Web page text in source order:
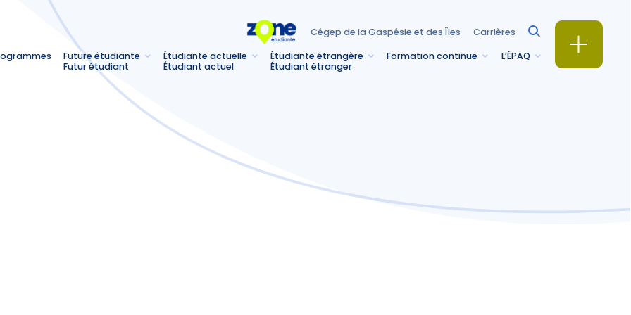
Cégep de la Gaspésie et des Îles Carrières
Future étudiante
Futur étudiant
Étudiante actuelle
Étudiant actuel
Étudiante étrangère
Étudiant étranger
Formation continue L’ÉPAQ